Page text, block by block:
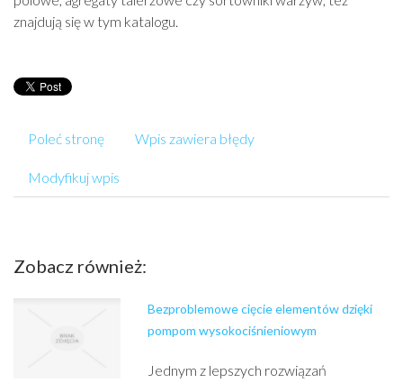
znajdują się w tym katalogu.
Poleć stronę Wpis zawiera błędy
Modyfikuj wpis
Zobacz również:
Bezproblemowe cięcie elementów dzięki
pompom wysokociśnieniowym
Jednym z lepszych rozwiązań